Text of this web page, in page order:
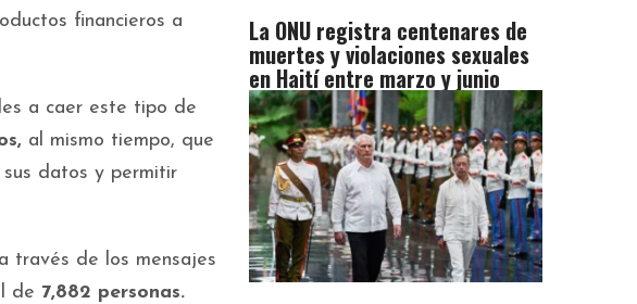
financieros a
a caer este tipo de
al mismo tiempo, que
datos y permitir
a través de los mensajes
de 7,882 personas.
La ONU registra centenares de
muertes y violaciones sexuales
en Haití entre marzo y junio